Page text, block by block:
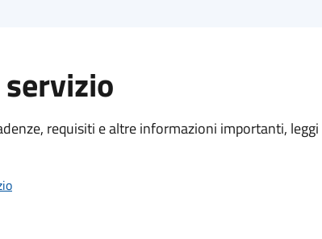
requisiti e altre informazioni importanti,